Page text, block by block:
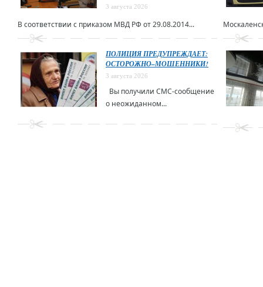
3 августа 2026
В соответствии с приказом МВД РФ от 29.08.2014...
ПОЛИЦИЯ ПРЕДУПРЕЖДАЕТ:
ОСТОРОЖНО–МОШЕННИКИ!
3 августа 2026
Вы получили СМС-сообщение
о неожиданном...